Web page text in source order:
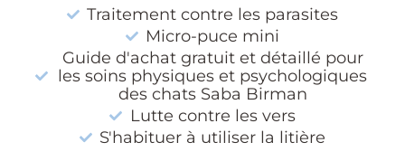
Traitement contre les parasites
Micro-puce mini
Guide d'achat gratuit et détaillé pour
les soins physiques et psychologiques
des chats Saba Birman
Lutte contre les vers
S'habituer à utiliser la litière